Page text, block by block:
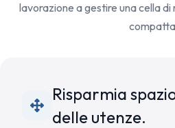
lavorazione a gestire una cella
Risparmia
delle utenze.